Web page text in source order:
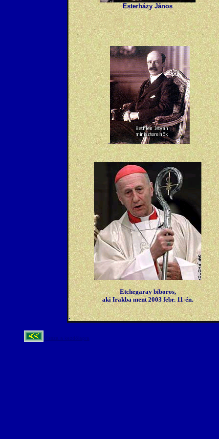
Esterházy János
.
Etchegaray bíboros,
aki Irakba ment 2003 febr. 11-én.
.
Vissza a kezdőlapra